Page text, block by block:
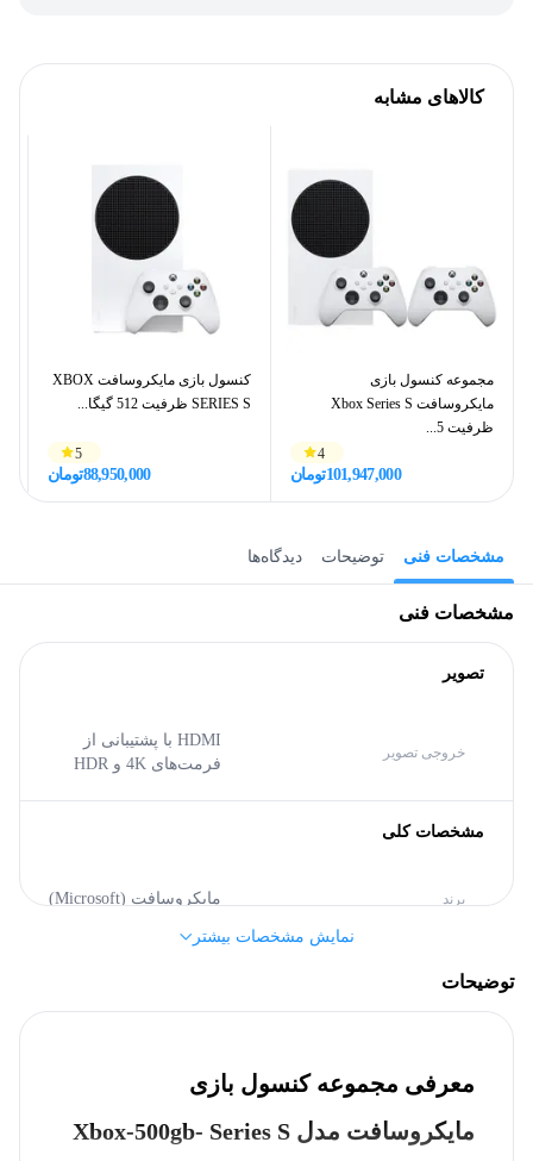
کالاهای مشابه
مجموعه کنسول بازی
مایکروسافت Xbox Series S
ظرفیت 5...
4
101,947,000تومان
کنسول بازی مایکروسافت XBOX
SERIES S ظرفیت 512 گیگا...
5
88,950,000تومان
مشخصات فنی توضیحات دیدگاه‌ها
مشخصات فنی
تصویر
خروجی تصویر
HDMI با پشتیبانی از
فرمت‌های 4K و HDR
مشخصات کلی
برند مایکروسافت (Microsoft)
حافظه رم
نمایش مشخصات بیشتر
توضیحات
معرفی مجموعه کنسول بازی
مایکروسافت مدل Xbox-500gb- Series S